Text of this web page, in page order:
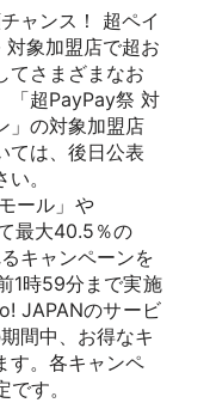
ャンス！ 超ペイ
象加盟店で超お
てさまざまなお
「超PayPay祭 対
」の対象加盟店
ては、後日公表
。
ール」や
最大40.5％の
キャンペーンを
1時59分まで実施
JAPANのサービ
間中、お得なキ
す。各キャンペ
です。